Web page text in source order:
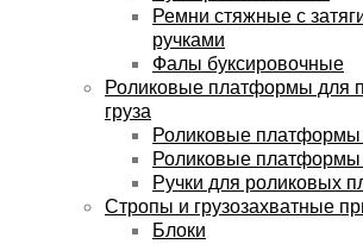
Ремни стяжные с
ручками
Фалы буксировочные
Роликовые платформы для
груза
Роликовые
Роликовые платформы
Ручки для роликовых
Стропы и грузозахватные
Блоки